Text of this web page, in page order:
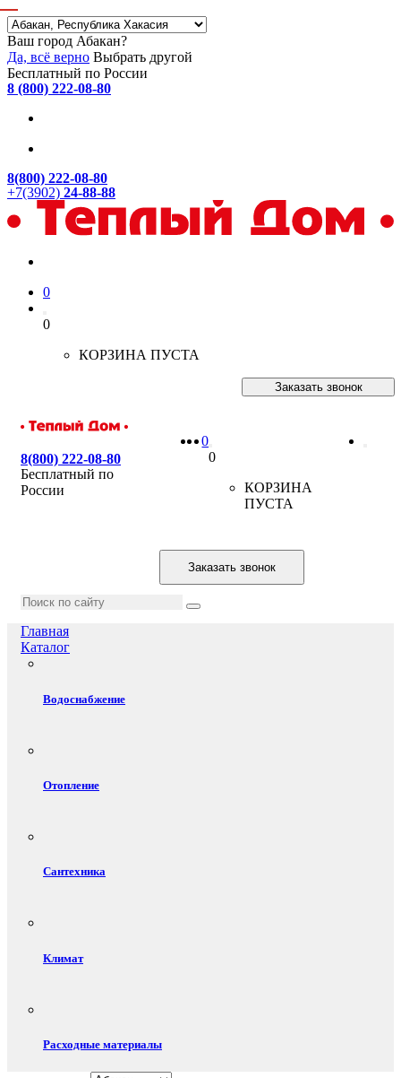
Ваш город Абакан?
Да, всё верно Выбрать другой
Бесплатный по России
8 (800) 222-08-80
8(800) 222-08-80
+7(3902) 24-88-88
0
0
КОРЗИНА ПУСТА
Заказать звонок
8(800) 222-08-80
Бесплатный по
России
0
0
КОРЗИНА
ПУСТА
Заказать звонок
Главная
Каталог
Водоснабжение
Отопление
Сантехника
Климат
Расходные материалы